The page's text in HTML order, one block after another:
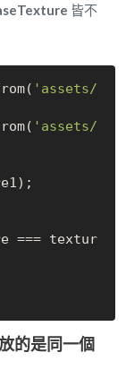
皆不
'assets/
'assets/
=== textur
的是同一個